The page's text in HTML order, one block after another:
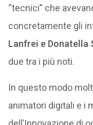
“tecnici” che
concretamente gli
Lanfrei e Donatella
due tra i più noti.
In questo modo
animatori digitali e i